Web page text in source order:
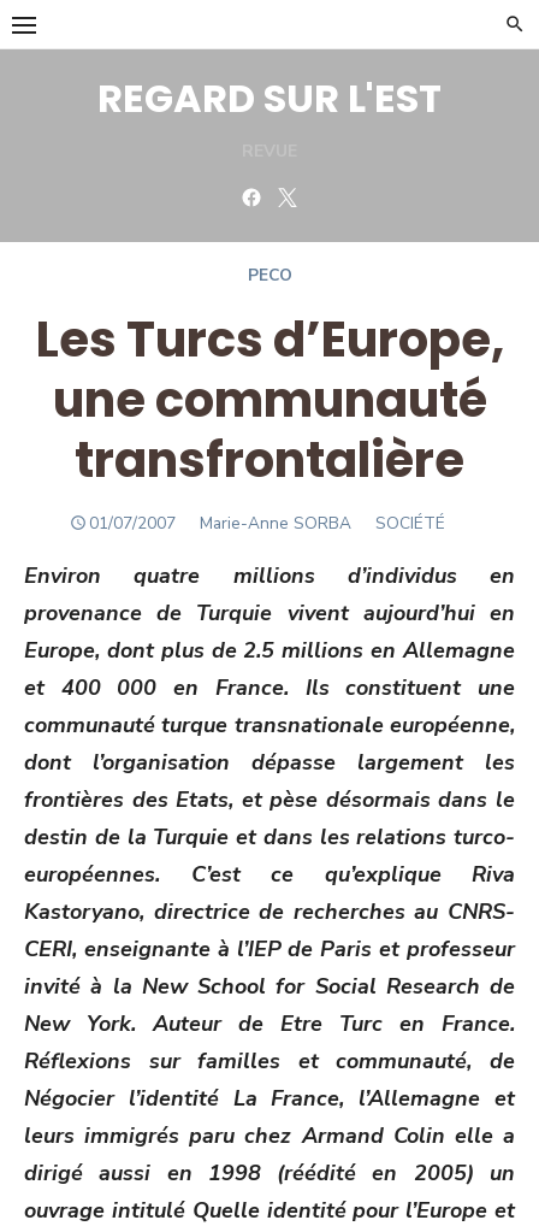
Skip
to
REGARD SUR L'EST
Facebook
PECO
Les Turcs d’Europe,
une communauté
transfrontalière
POSTED
01/07/2007 Author
Marie-Anne SORBA SOCIÉTÉ
Environ quatre millions d’individus en
provenance de Turquie vivent aujourd’hui en
Europe, dont plus de 2.5 millions en Allemagne
et 400 000 en France. Ils constituent une
communauté turque transnationale européenne,
dont l’organisation dépasse largement les
frontières des Etats, et pèse désormais dans le
destin de la Turquie et dans les relations turco-
européennes. C’est ce qu’explique Riva
Kastoryano, directrice de recherches au CNRS-
CERI, enseignante à l’IEP de Paris et professeur
invité à la New School for Social Research de
New York. Auteur de Etre Turc en France.
Réflexions sur familles et communauté, de
Négocier l’identité La France, l’Allemagne et
leurs immigrés paru chez Armand Colin elle a
dirigé aussi en 1998 (réédité en 2005) un
ouvrage intitulé Quelle identité pour l’Europe et